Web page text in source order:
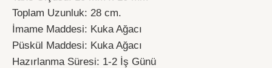
Toplam Uzunluk: 28 cm.
İmame Maddesi: Kuka Ağacı
Püskül Maddesi: Kuka Ağacı
Hazırlanma Süresi: 1-2 İş Günü